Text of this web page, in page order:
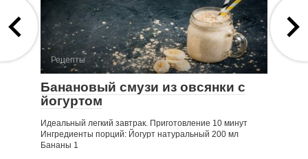
Рецепты
Банановый смузи из овсянки с
йогуртом
Идеальный легкий завтрак. Приготовление 10 минут
Ингредиенты порций: Йогурт натуральный 200 мл
Бананы 1